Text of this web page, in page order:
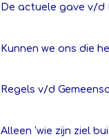
De actuele gave v/d
Kunnen we ons die
Regels v/d
Alleen ‘wie zijn ziel